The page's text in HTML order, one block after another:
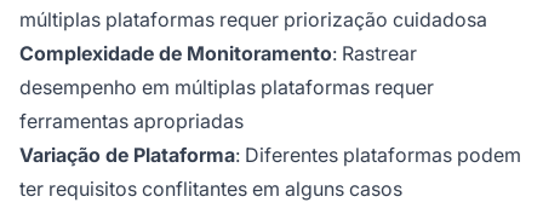
múltiplas plataformas requer priorização cuidadosa
Complexidade de Monitoramento: Rastrear
desempenho em múltiplas plataformas requer
ferramentas apropriadas
Variação de Plataforma: Diferentes plataformas podem
ter requisitos conflitantes em alguns casos